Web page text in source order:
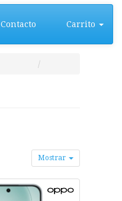
Contacto Carrito
Mostrar